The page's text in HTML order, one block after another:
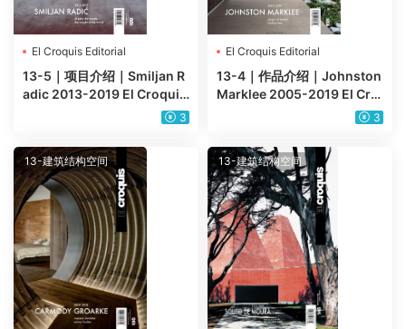
El Croquis Editorial
13-5｜项目介绍｜Smiljan R
adic 2013-2019 El Croquis
Editorial 建筑设计pdf电子版
3
El Croquis Editorial
13-4｜作品介绍｜Johnston
Marklee 2005-2019 El Cro
quis Editorial 建筑师作品 p3
13-建筑结构空间 13-建筑结构空间